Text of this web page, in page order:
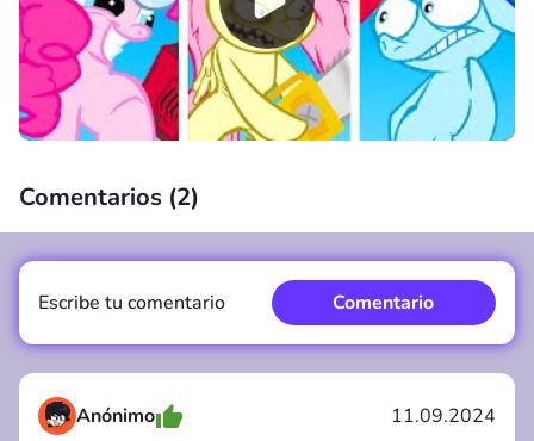
00:00 /00:00
Comentarios (2)
Anónimo
11.09.2024
Escribe tu comentario Comentario